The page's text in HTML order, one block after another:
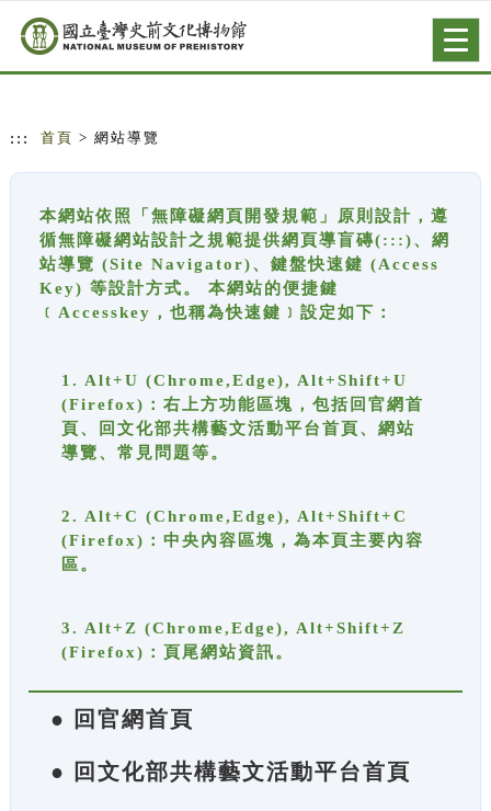
跳到主要內容
網站導覽
::: 首頁 > 網站導覽
本網站依照「無障礙網頁開發規範」原則設計，遵
循無障礙網站設計之規範提供網頁導盲磚(:::)、網
站導覽 (Site Navigator)、鍵盤快速鍵 (Access
Key) 等設計方式。 本網站的便捷鍵
﹝Accesskey，也稱為快速鍵﹞設定如下：
1. Alt+U (Chrome,Edge), Alt+Shift+U
(Firefox)：右上方功能區塊，包括回官網首
頁、回文化部共構藝文活動平台首頁、網站
導覽、常見問題等。
2. Alt+C (Chrome,Edge), Alt+Shift+C
(Firefox)：中央內容區塊，為本頁主要內容
區。
3. Alt+Z (Chrome,Edge), Alt+Shift+Z
(Firefox)：頁尾網站資訊。
● 回官網首頁
● 回文化部共構藝文活動平台首頁